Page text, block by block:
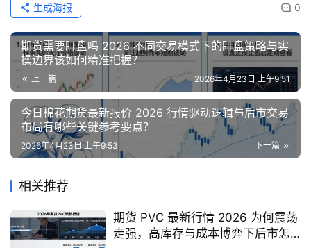
0
生成海报
期货需要盯盘吗 2026 不同交易模式下的盯盘策略与实
操边界该如何精准把握？
上一篇 2026年4月23日 上午9:51
今日棉花期货最新报价 2026 行情驱动逻辑与后市交易
布局有哪些关键参考要点？
下一篇
2026年4月23日 上午9:53
相关推荐
期货 PVC 最新行情 2026 为何震荡
走强，高库存与成本博弈下后市怎